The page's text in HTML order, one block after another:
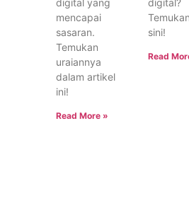
mencapai
sasaran.
Temukan
uraiannya
dalam artikel
ini!
Read More »
sini!
Read